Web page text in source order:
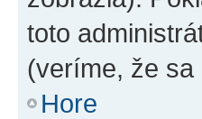
toto
(veríme, že sa
Hore